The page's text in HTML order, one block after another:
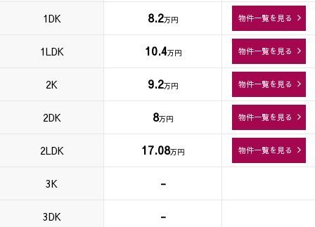
1DK 8.2万円 物件一覧を見る
1LDK 10.4万円 物件一覧を見る
2K 9.2万円 物件一覧を見る
2DK 8万円 物件一覧を見る
2LDK 17.08万円 物件一覧を見る
3K -
3DK -